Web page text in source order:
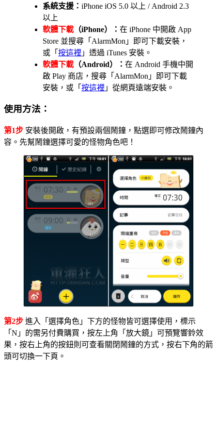
系統支援： iPhone iOS 5.0 以上 / Android 2.3
以上
軟體下載 （iPhone）： 在 iPhone 中開啟 App
Store 並搜尋「AlarmMon」即可下載安裝，
或「 按這裡 」透過 iTunes 安裝。
軟體下載 （Android）： 在 Android 手機中開
啟 Play 商店，搜尋「AlarmMon」即可下載
安裝，或「 按這裡 」從網頁遠端安裝。
使用方法：
第1步 安裝後開啟，有預設兩個鬧鐘，點選即可修改鬧鐘內
容。先幫鬧鐘選擇可愛的怪物角色吧！
第2步 進入「選擇角色」下方的怪物皆可選擇使用，標示
「N」的需另付費購買，按左上角「放大鏡」可預覽響鈴效
果，按右上角的按鈕則可查看關閉鬧鐘的方式，按右下角的箭
頭可切換一下頁。